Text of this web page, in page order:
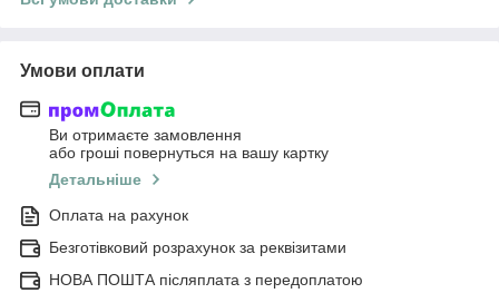
Умови оплати
Ви отримаєте замовлення
або гроші повернуться на вашу картку
Детальніше
Оплата на рахунок
Безготівковий розрахунок за реквізитами
НОВА ПОШТА післяплата з передоплатою